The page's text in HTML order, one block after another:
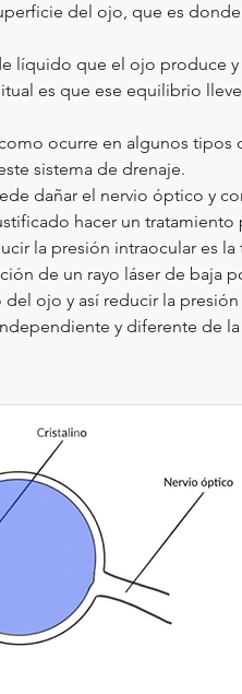
del ojo, que es
líquido que el ojo produce
es que ese equilibrio
ocurre en algunos
sistema de drenaje.
dañar el nervio óptico y
hacer un
la presión intraocular es la
de un rayo láser de baja
ojo y así reducir la presión
y diferente de